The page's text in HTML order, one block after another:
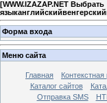
[WWW.IZAZAP.NET Выбрать
Форма входа
Меню сайта
Главная
Каталог сайтов
Отправка SMS